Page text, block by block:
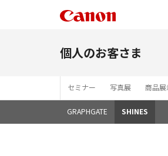
個人のお客さま
セミナー 写真展 商品展
GRAPHGATE SHINES